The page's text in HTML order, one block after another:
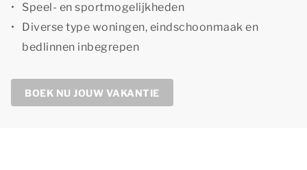
Speel- en sportmogelijkheden
Diverse type woningen, eindschoonmaak en
bedlinnen inbegrepen
BOEK NU JOUW VAKANTIE